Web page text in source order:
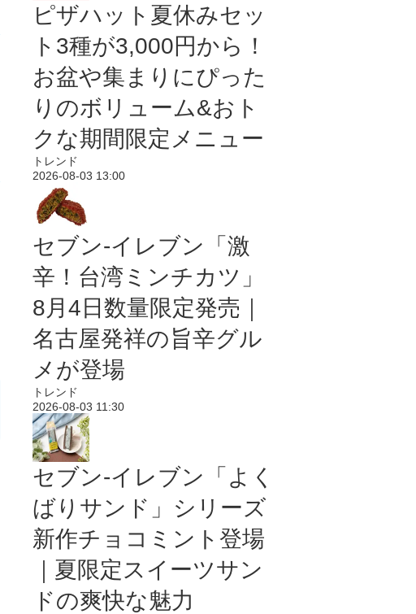
ピザハット夏休みセッ
ト3種が3,000円から！
お盆や集まりにぴった
りのボリューム&おト
クな期間限定メニュー
トレンド
2026-08-03 13:00
セブン-イレブン「激
辛！台湾ミンチカツ」
8月4日数量限定発売｜
名古屋発祥の旨辛グル
メが登場
トレンド
2026-08-03 11:30
セブン‐イレブン「よく
ばりサンド」シリーズ
新作チョコミント登場
｜夏限定スイーツサン
ドの爽快な魅力